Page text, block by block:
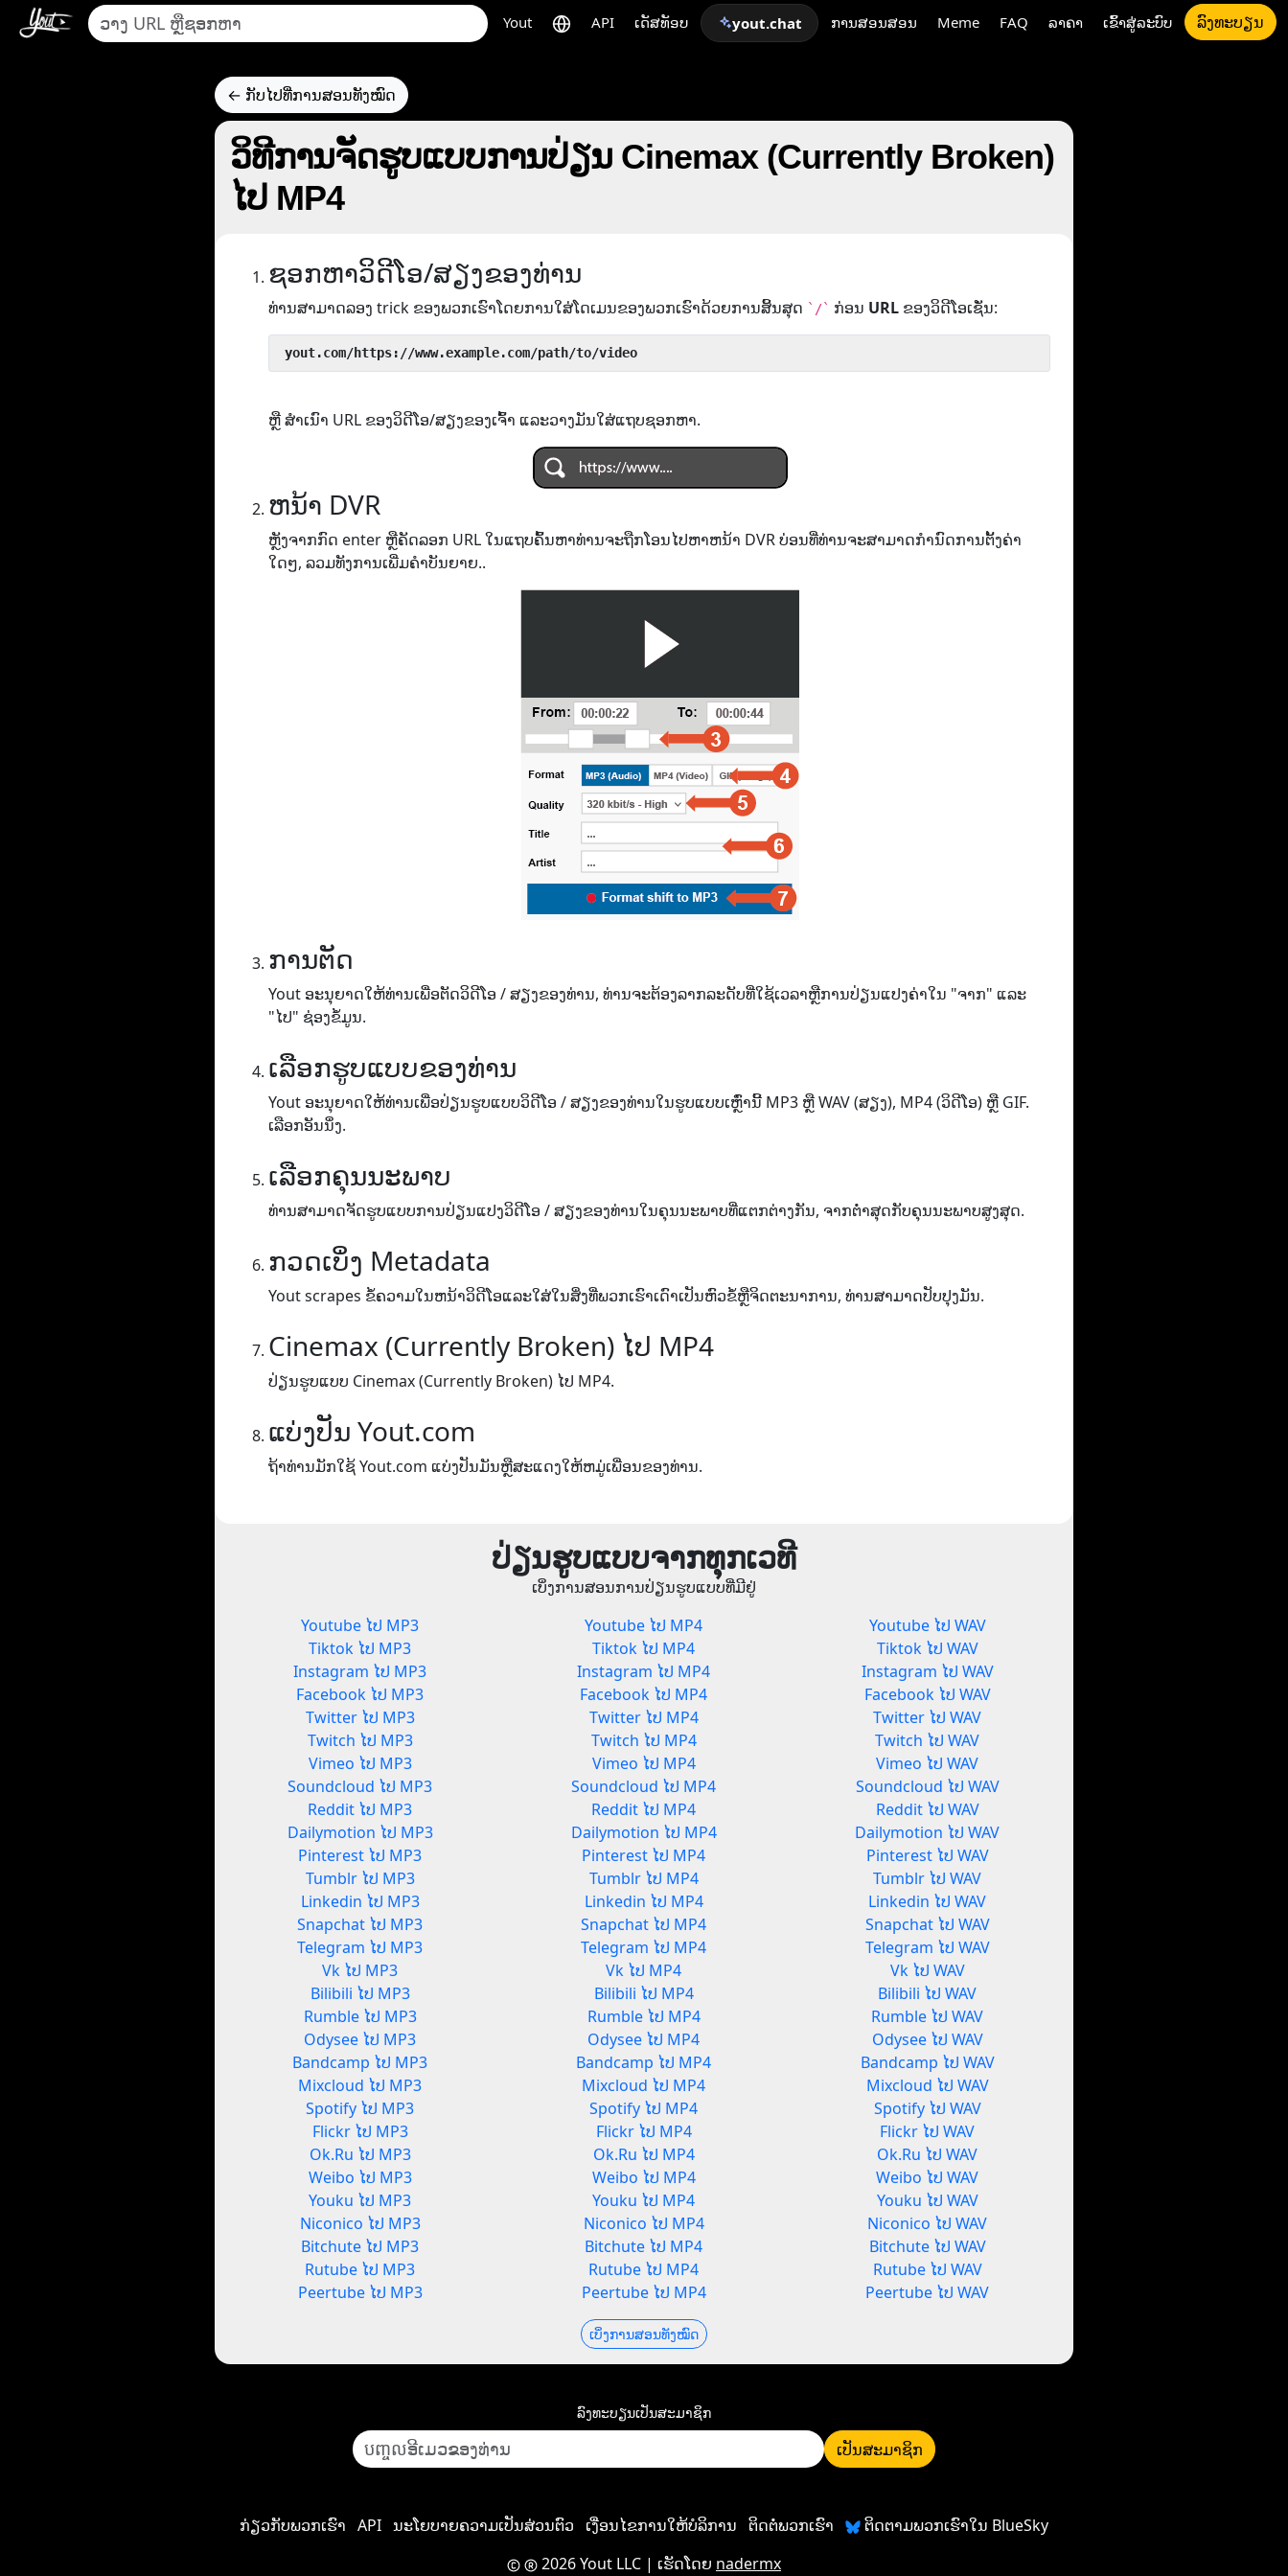
Yout API ເດັສທັອບ yout.chat ການສອນສອນ Meme FAQ ລາຄາ ເຂົ້າສູ່ລະບົບ ລົງທະບຽນ
← ກັບໄປທີ່ການສອນທັງໝົດ
ວິທີການຈັດຮູບແບບການປ່ຽນ Cinemax (Currently Broken)
ໄປ MP4
ຊອກຫາວິດີໂອ/ສຽງຂອງທ່ານ
ທ່ານສາມາດລອງ trick ຂອງພວກເຮົາໂດຍການໃສ່ໂດເມນຂອງພວກເຮົາດ້ວຍການສິ້ນສຸດ `/` ກ່ອນ URL ຂອງວິດີໂອເຊັ່ນ:
yout.com/https://www.example.com/path/to/video
ຫຼື ສຳເນົາ URL ຂອງວິດີໂອ/ສຽງຂອງເຈົ້າ ແລະວາງມັນໃສ່ແຖບຊອກຫາ.
ຫນ້າ DVR
ຫຼັງຈາກກົດ enter ຫຼືຄັດລອກ URL ໃນແຖບຄົ້ນຫາທ່ານຈະຖືກໂອນໄປຫາຫນ້າ DVR ບ່ອນທີ່ທ່ານຈະສາມາດກໍານົດການຕັ້ງຄ່າ
ໃດໆ, ລວມທັງການເພີ່ມຄໍາບັນຍາຍ..
ການຕັດ
Yout ອະ​ນຸ​ຍາດ​ໃຫ້​ທ່ານ​ເພື່ອ​ຕັດ​ວິ​ດີ​ໂອ / ສຽງ​ຂອງ​ທ່ານ​, ທ່ານ​ຈະ​ຕ້ອງ​ລາກ​ລະ​ດັບ​ທີ່​ໃຊ້​ເວ​ລາ​ຫຼື​ການ​ປ່ຽນ​ແປງ​ຄ່າ​ໃນ "ຈາກ​" ແລະ
"ໄປ​" ຊ່ອງ​ຂໍ້​ມູນ.
ເລືອກຮູບແບບຂອງທ່ານ
Yout ອະ​ນຸ​ຍາດ​ໃຫ້​ທ່ານ​ເພື່ອ​ປ່ຽນ​ຮູບ​ແບບ​ວິ​ດີ​ໂອ / ສຽງ​ຂອງ​ທ່ານ​ໃນ​ຮູບ​ແບບ​ເຫຼົ່າ​ນີ້ MP3 ຫຼື WAV (ສຽງ​)​, MP4 (ວິ​ດີ​ໂອ​) ຫຼື GIF​.
ເລືອກອັນນຶ່ງ.
ເລືອກຄຸນນະພາບ
ທ່ານ​ສາ​ມາດ​ຈັດ​ຮູບ​ແບບ​ການ​ປ່ຽນ​ແປງ​ວິ​ດີ​ໂອ / ສຽງ​ຂອງ​ທ່ານ​ໃນ​ຄຸນ​ນະ​ພາບ​ທີ່​ແຕກ​ຕ່າງ​ກັນ​, ຈາກ​ຕ​່​ໍາ​ສຸດ​ກັບ​ຄຸນ​ນະ​ພາບ​ສູງ​ສຸດ​.
ກວດເບິ່ງ Metadata
Yout scrapes ຂໍ້ຄວາມໃນຫນ້າວິດີໂອແລະໃສ່ໃນສິ່ງທີ່ພວກເຮົາເດົາເປັນຫົວຂໍ້ຫຼືຈິດຕະນາການ, ທ່ານສາມາດປັບປຸງມັນ.
Cinemax (Currently Broken) ໄປ MP4
ປ່ຽນຮູບແບບ Cinemax (Currently Broken) ໄປ MP4.
ແບ່ງປັນ Yout.com
ຖ້າທ່ານມັກໃຊ້ Yout.com ແບ່ງປັນມັນຫຼືສະແດງໃຫ້ຫມູ່ເພື່ອນຂອງທ່ານ.
ປ່ຽນຮູບແບບຈາກທຸກເວທີ
ເບິ່ງການສອນການປ່ຽນຮູບແບບທີ່ມີຢູ່
Youtube ໄປ MP3
Tiktok ໄປ MP3
Instagram ໄປ MP3
Facebook ໄປ MP3
Twitter ໄປ MP3
Twitch ໄປ MP3
Vimeo ໄປ MP3
Soundcloud ໄປ MP3
Reddit ໄປ MP3
Dailymotion ໄປ MP3
Pinterest ໄປ MP3
Tumblr ໄປ MP3
Linkedin ໄປ MP3
Snapchat ໄປ MP3
Telegram ໄປ MP3
Vk ໄປ MP3
Bilibili ໄປ MP3
Rumble ໄປ MP3
Odysee ໄປ MP3
Bandcamp ໄປ MP3
Mixcloud ໄປ MP3
Spotify ໄປ MP3
Flickr ໄປ MP3
Ok.Ru ໄປ MP3
Weibo ໄປ MP3
Youku ໄປ MP3
Niconico ໄປ MP3
Bitchute ໄປ MP3
Rutube ໄປ MP3
Peertube ໄປ MP3
Youtube ໄປ MP4
Tiktok ໄປ MP4
Instagram ໄປ MP4
Facebook ໄປ MP4
Twitter ໄປ MP4
Twitch ໄປ MP4
Vimeo ໄປ MP4
Soundcloud ໄປ MP4
Reddit ໄປ MP4
Dailymotion ໄປ MP4
Pinterest ໄປ MP4
Tumblr ໄປ MP4
Linkedin ໄປ MP4
Snapchat ໄປ MP4
Telegram ໄປ MP4
Vk ໄປ MP4
Bilibili ໄປ MP4
Rumble ໄປ MP4
Odysee ໄປ MP4
Bandcamp ໄປ MP4
Mixcloud ໄປ MP4
Spotify ໄປ MP4
Flickr ໄປ MP4
Ok.Ru ໄປ MP4
Weibo ໄປ MP4
Youku ໄປ MP4
Niconico ໄປ MP4
Bitchute ໄປ MP4
Rutube ໄປ MP4
Peertube ໄປ MP4
Youtube ໄປ WAV
Tiktok ໄປ WAV
Instagram ໄປ WAV
Facebook ໄປ WAV
Twitter ໄປ WAV
Twitch ໄປ WAV
Vimeo ໄປ WAV
Soundcloud ໄປ WAV
Reddit ໄປ WAV
Dailymotion ໄປ WAV
Pinterest ໄປ WAV
Tumblr ໄປ WAV
Linkedin ໄປ WAV
Snapchat ໄປ WAV
Telegram ໄປ WAV
Vk ໄປ WAV
Bilibili ໄປ WAV
Rumble ໄປ WAV
Odysee ໄປ WAV
Bandcamp ໄປ WAV
Mixcloud ໄປ WAV
Spotify ໄປ WAV
Flickr ໄປ WAV
Ok.Ru ໄປ WAV
Weibo ໄປ WAV
Youku ໄປ WAV
Niconico ໄປ WAV
Bitchute ໄປ WAV
Rutube ໄປ WAV
Peertube ໄປ WAV
ເບິ່ງການສອນທັງໝົດ
ລົງທະບຽນ​ເປັນ​ສະມາຊິກ
ເປັນ​ສະມາຊິກ
ກ່ຽວກັບພວກເຮົາ API ນະໂຍບາຍຄວາມເປັນສ່ວນຕົວ ເງື່ອນໄຂການໃຫ້ບໍລິການ ຕິດຕໍ່ພວກເຮົາ
ຕິດຕາມພວກເຮົາໃນ BlueSky
2026 Yout LLC | ເຮັດໂດຍ nadermx